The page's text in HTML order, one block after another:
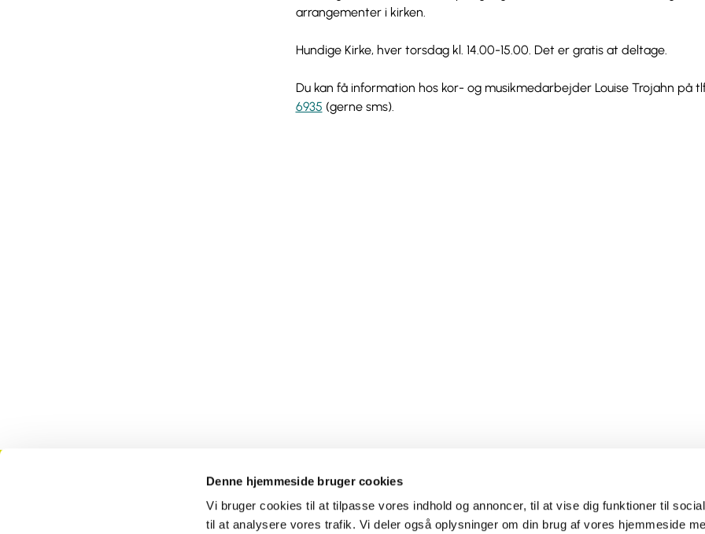
Denne hjemmeside bruger cookies
Vi bruger cookies til at tilpasse vores indhold og annoncer, til at vise dig funktioner til
til at analysere vores trafik. Vi deler også oplysninger om din brug af vores hjemmeside
arrangementer i kirken.
Hundige Kirke, hver torsdag kl. 14.00-15.00. Det er gratis at deltage.
Du kan få information hos kor- og musikmedarbejder Louise Trojahn på
6935 (gerne sms).
Kontakt Tal med en præst